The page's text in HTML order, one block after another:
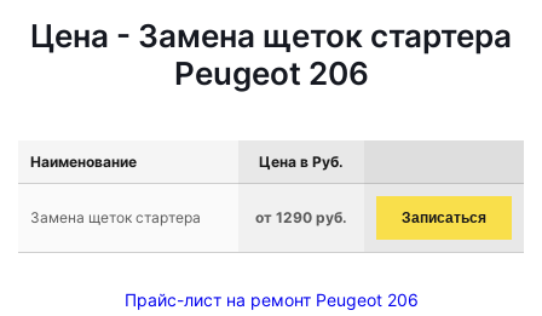
Цена - Замена щеток стартера
Peugeot 206
Наименование Цена в Руб.
Замена щеток стартера от 1290 руб. Записаться
Прайс-лист на ремонт Peugeot 206